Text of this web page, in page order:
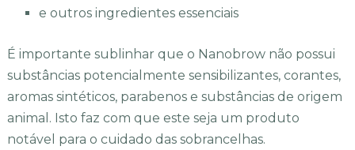
e outros ingredientes essenciais
É importante sublinhar que o Nanobrow não possui
substâncias potencialmente sensibilizantes, corantes,
aromas sintéticos, parabenos e substâncias de origem
animal. Isto faz com que este seja um produto
notável para o cuidado das sobrancelhas.